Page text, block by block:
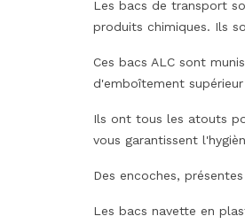
Les bacs de transport
produits chimiques. Ils
Ces bacs ALC sont
d'emboîtement
Ils ont tous les atouts
vous garantissent
Des encoches,
Les bacs navette en